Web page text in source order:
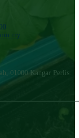
01000 Kangar Perlis.